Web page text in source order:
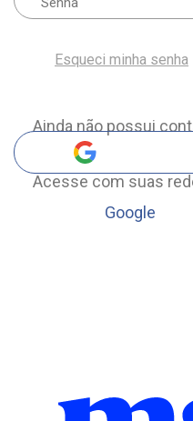
Esqueci minha senha
Ainda não possui
Acesse com suas
Google